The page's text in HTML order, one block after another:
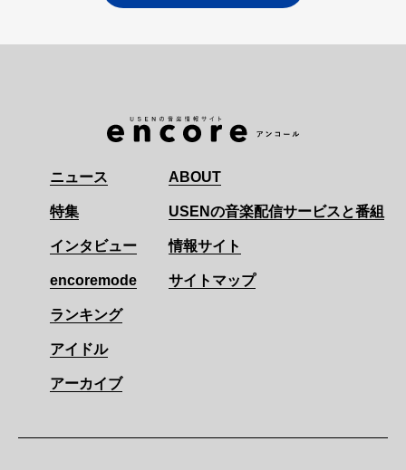
ニュース
特集
インタビュー
encoremode
ランキング
アイドル
アーカイブ
ABOUT
USENの音楽配信サービスと番組
情報サイト
サイトマップ